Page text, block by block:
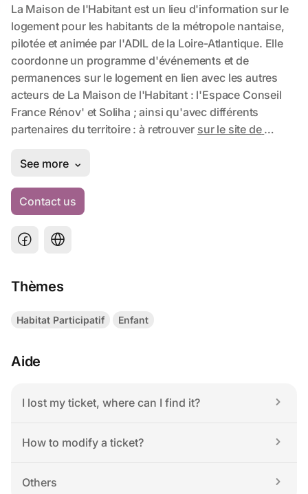
Contact us
Thèmes
Habitat Participatif Enfant
Aide
I lost my ticket, where can I find it?
How to modify a ticket?
Others